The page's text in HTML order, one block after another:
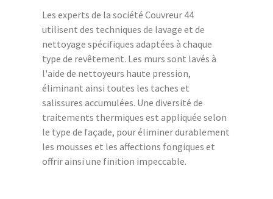
Les experts de la société Couvreur 44
utilisent des techniques de lavage et de
nettoyage spécifiques adaptées à chaque
type de revêtement. Les murs sont lavés à
l'aide de nettoyeurs haute pression,
éliminant ainsi toutes les taches et
salissures accumulées. Une diversité de
traitements thermiques est appliquée selon
le type de façade, pour éliminer durablement
les mousses et les affections fongiques et
offrir ainsi une finition impeccable.